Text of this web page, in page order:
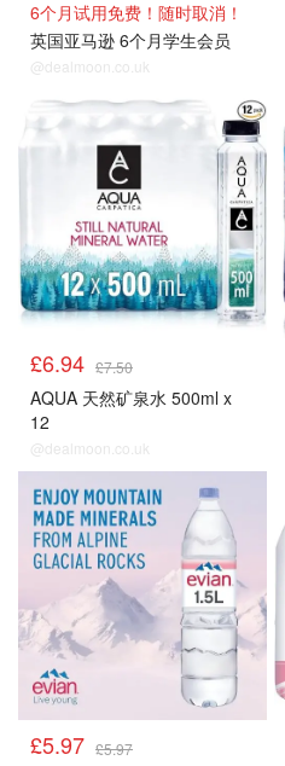
6个月试用免费！随时取消！
英国亚马逊 6个月学生会员
@dealmoon.co.uk
£6.94 £7.50
AQUA 天然矿泉水 500ml x
12
@dealmoon.co.uk
£5.97 £5.97